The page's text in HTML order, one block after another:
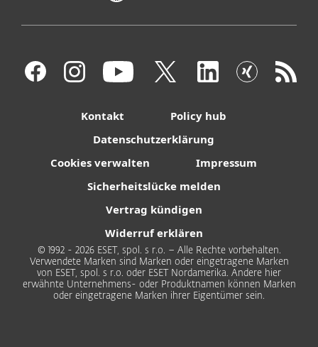
Kontakt
Policy hub
Datenschutzerklärung
Cookies verwalten
Impressum
Sicherheitslücke melden
Vertrag kündigen
Widerruf erklären
© 1992 - 2026 ESET, spol. s r.o. – Alle Rechte vorbehalten.
Verwendete Marken sind Marken oder eingetragene Marken
von ESET, spol. s r.o. oder ESET Nordamerika. Andere hier
erwähnte Unternehmens- oder Produktnamen können Marken
oder eingetragene Marken ihrer Eigentümer sein.